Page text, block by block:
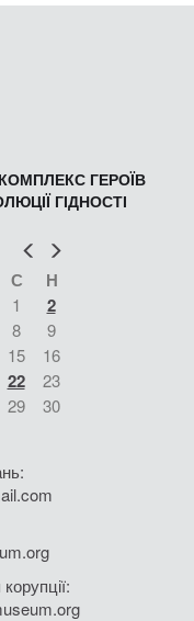
ГЕРОЇВ
ГІДНОСТІ
Попер
С Н
1 2
8
9
15
16
22
23
29
30